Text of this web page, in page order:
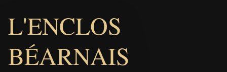
L'ENCLOS
BÉARNAIS